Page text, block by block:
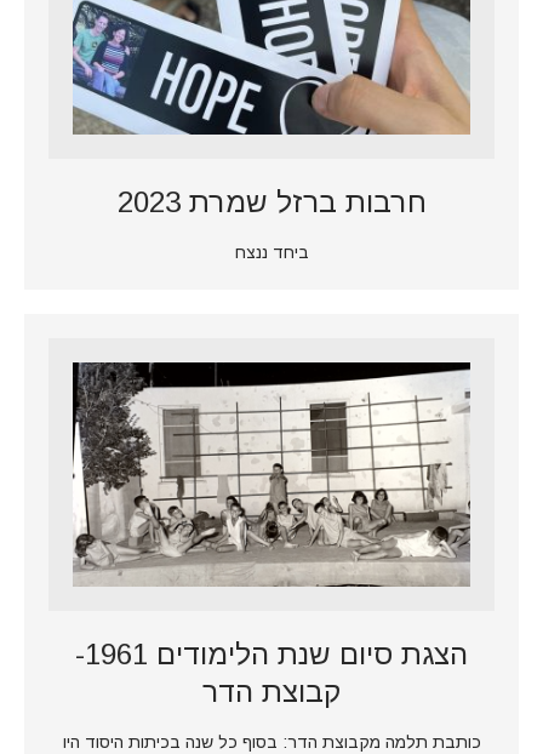
חרבות ברזל שמרת 2023
ביחד ננצח
הצגת סיום שנת הלימודים 1961-
קבוצת הדר
כותבת תלמה מקבוצת הדר: בסוף כל שנה בכיתות היסוד היו